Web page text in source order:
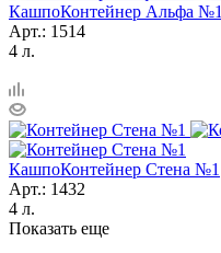
КашпоКонтейнер Альфа №1
Арт.: 1514
4 л.
КашпоКонтейнер Стена №1
Арт.: 1432
4 л.
Показать еще